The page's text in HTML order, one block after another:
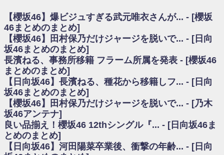
日向坂46まとめのまとめ / 【日向坂46】富田鈴花1st写真集、発売記念記者
会見の模様がこちら！
乃木坂欅坂まとめのまとめ / 【日向坂46】河田陽菜卒業の影響、ガチでデ
カそう...
欅坂あんてな ～欅坂46のニュース・情報・話題をピックアップ / れなッ
ピーズ集結！櫻坂46守屋麗奈×遠藤理子、8/6「ラヴィット！」水曜スタジオ出
演決定
欅坂/日向坂46まとめのまとめ / 【櫻坂46】田村保乃だけジャージを脱いで
いた理由
日向坂46まとめのまとめ / 【日向坂46】若林さん「笑えないぐらい師匠だ
から」佐々木久美と卒業後初の共演の様子がこちら！【激レアさん】
日向坂46まとめのまとめ / 【元日向坂46】情報解禁前で言えない！？丹生
ちゃん、メンバーと会った模様
乃木坂欅坂まとめのまとめ / 【日向坂46】この月、何かあるのか！？『お
願いバッハ！』ミーグリ日程がこちら
【櫻坂46】爆ビジュすぎる武元唯衣さんが... - [櫻坂
46まとめのまとめ]
【櫻坂46】田村保乃だけジャージを脱いで... - [日向
坂46まとめのまとめ]
長濱ねる、事務所移籍 フラーム所属を発表 - [櫻坂46
まとめのまとめ]
【日向坂46】長濱ねる、種花から移籍しフ... - [日向
坂46まとめのまとめ]
【櫻坂46】田村保乃だけジャージを脱いで... - [乃木
坂46アンテナ]
良い品揃え！櫻坂46 12thシングル『... - [日向坂46ま
とめのまとめ]
【日向坂46】河田陽菜卒業後、衝撃の年齢... - [日向